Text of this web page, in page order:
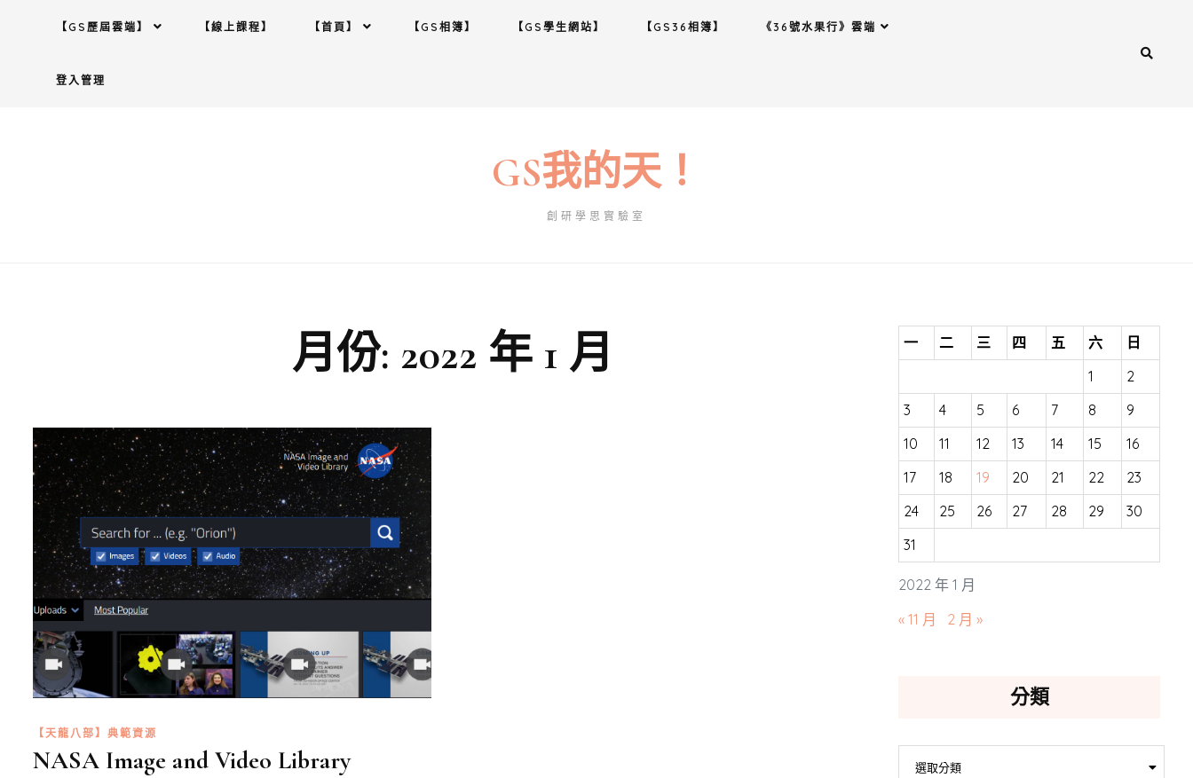
【GS歷屆雲端】 【線上課程】 【首頁】 【GS相簿】 【GS學生網站】 【GS36相簿】 《36號水果行》雲端
登入管理
GS我的天！
創研學思實驗室
月份: 2022 年 1 月
【天龍八部】典範資源
NASA Image and Video Library
2022 年 1 月
一 二 三 四 五 六
日
1
2
3
4 5 6 7 8
9
10
11 12 13 14 15
16
17
18 19 20 21 22
23
24
25 26 27 28 29
30
31
« 11 月 2 月 »
分類
選取分類